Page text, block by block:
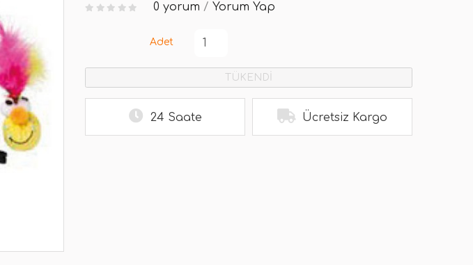
0 yorum / Yorum Yap
Adet
TÜKENDİ
24 Saate Ücretsiz Kargo